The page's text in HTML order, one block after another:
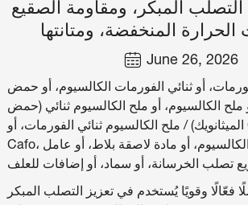
المبكر، ومقاومة الصقيع
المنخفضة، ومتانتها
June 26, 2026
أو ثنائي الفورمات الكالسيوم، أو حمض
ملح الكالسيوم، أو ملح الكالسيوم ثنائي (حمض
الميثانويك) / ملح الكالسيوم ثنائي الفورمات، أو Ca-فورمات، أو
Cafo، أو كربيون فورمات الكالسيوم، أو مادة لاصقة بلاط، أو عامل
فعّالًا وقويًا يُستخدم في تعزيز التصلب المبكر